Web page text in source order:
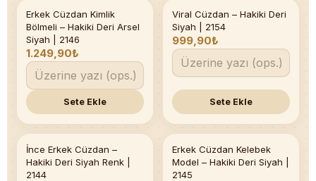
Erkek Cüzdan Kimlik
Bölmeli – Hakiki Deri Arsel
Siyah | 2146
1.249,90₺
Sete Ekle
Viral Cüzdan – Hakiki Deri
Siyah | 2154
999,90₺
Sete Ekle
İnce Erkek Cüzdan –
Hakiki Deri Siyah Renk |
2144
Erkek Cüzdan Kelebek
Model – Hakiki Deri Siyah |
2145